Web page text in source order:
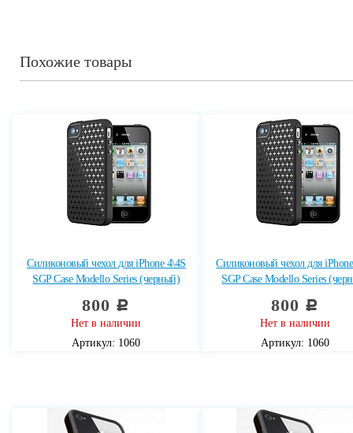
Похожие товары
Силиконовый чехол для iPhone 4\4S
SGP Case Modello Series (черный)
800 c
Нет в наличии
Артикул: 1060
Силиконовый чехол для
SGP Case Modello Series
800 c
Нет в наличии
Артикул: 1060